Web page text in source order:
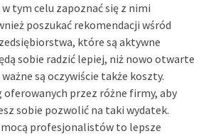
w tym celu zapoznać się z nimi
poszukać rekomendacji wśród
które są aktywne
sobie radzić lepiej, niż nowo otwarte
są oczywiście także koszty.
oferowanych przez różne firmy, aby
sobie pozwolić na taki wydatek.
profesjonalistów to lepsze